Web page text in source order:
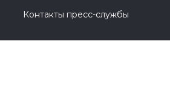
Контакты пресс-службы